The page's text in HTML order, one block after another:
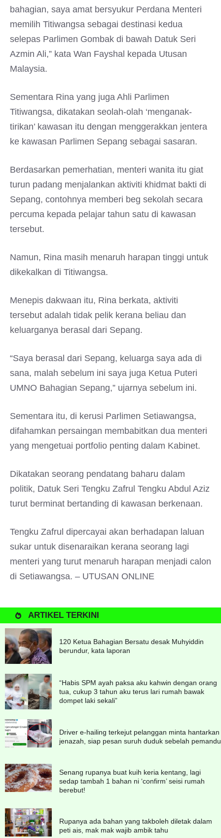
bahagian, saya amat bersyukur Perdana Menteri
memilih Titiwangsa sebagai destinasi kedua
selepas Parlimen Gombak di bawah Datuk Seri
Azmin Ali,” kata Wan Fayshal kepada Utusan
Malaysia.
Sementara Rina yang juga Ahli Parlimen
Titiwangsa, dikatakan seolah-olah ‘menganak-
tirikan’ kawasan itu dengan menggerakkan jentera
ke kawasan Parlimen Sepang sebagai sasaran.
Berdasarkan pemerhatian, menteri wanita itu giat
turun padang menjalankan aktiviti khidmat bakti di
Sepang, contohnya memberi beg sekolah secara
percuma kepada pelajar tahun satu di kawasan
tersebut.
Namun, Rina masih menaruh harapan tinggi untuk
dikekalkan di Titiwangsa.
Menepis dakwaan itu, Rina berkata, aktiviti
tersebut adalah tidak pelik kerana beliau dan
keluarganya berasal dari Sepang.
“Saya berasal dari Sepang, keluarga saya ada di
sana, malah sebelum ini saya juga Ketua Puteri
UMNO Bahagian Sepang,” ujarnya sebelum ini.
Sementara itu, di kerusi Parlimen Setiawangsa,
difahamkan persaingan membabitkan dua menteri
yang mengetuai portfolio penting dalam Kabinet.
Dikatakan seorang pendatang baharu dalam
politik, Datuk Seri Tengku Zafrul Tengku Abdul Aziz
turut berminat bertanding di kawasan berkenaan.
Tengku Zafrul dipercayai akan berhadapan laluan
sukar untuk disenaraikan kerana seorang lagi
menteri yang turut menaruh harapan menjadi calon
di Setiawangsa. – UTUSAN ONLINE
ARTIKEL TERKINI
120 Ketua Bahagian Bersatu desak Muhyiddin
berundur, kata laporan
“Habis SPM ayah paksa aku kahwin dengan orang
tua, cukup 3 tahun aku terus lari rumah bawak
dompet laki sekali”
Driver e-hailing terkejut pelanggan minta hantarkan
jenazah, siap pesan suruh duduk sebelah pemandu
Senang rupanya buat kuih keria kentang, lagi
sedap tambah 1 bahan ni ‘confirm’ seisi rumah
berebut!
Rupanya ada bahan yang takboleh diletak dalam
peti ais, mak mak wajib ambik tahu